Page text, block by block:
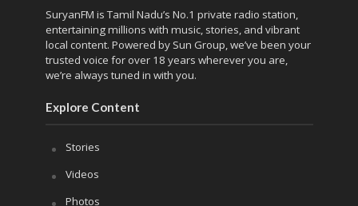
SuryanFM is Tamil Nadu’s No.1 private radio station,
entertaining millions with music, stories, and vibrant
local content. Powered by Sun Group, we’ve been your
trusted voice for over 18 years wherever you are,
we’re always tuned in with you.
Explore Content
Stories
Videos
Photos